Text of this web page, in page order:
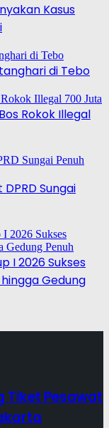
Kasus
di Tebo
Rokok Illegal
Sungai
I 2026 Sukses
Gedung
Tiket Pesawat